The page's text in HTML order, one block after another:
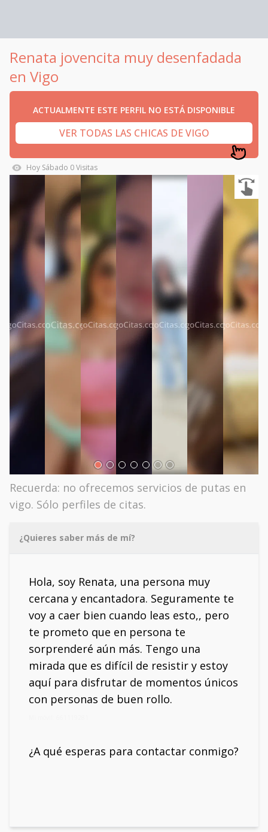
Renata jovencita muy desenfadada
en Vigo
ACTUALMENTE ESTE PERFIL NO ESTÁ DISPONIBLE
VER TODAS LAS CHICAS DE VIGO
Hoy Sábado 0Visitas
Recuerda: no ofrecemos servicios de putas en
vigo. Sólo perfiles de citas.
¿Quieres saber más de mí?
Hola, soy Renata, una persona muy
cercana y encantadora. Seguramente te
voy a caer bien cuando leas esto,, pero
te prometo que en persona te
sorprenderé aún más. Tengo una
mirada que es difícil de resistir y estoy
aquí para disfrutar de momentos únicos
con personas de buen rollo.
¿A qué esperas para contactar conmigo?